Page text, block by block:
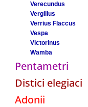
Verecundus
Vergilius
Verrius Flaccus
Vespa
Victorinus
Wamba
Pentametri
Distici elegiaci
Adonii